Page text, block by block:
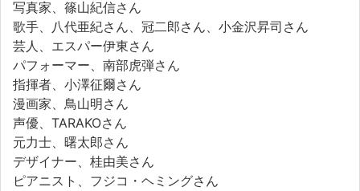
写真家、篠山紀信さん
歌手、八代亜紀さん、冠二郎さん、小金沢昇司さん
芸人、エスパー伊東さん
パフォーマー、南部虎弾さん
指揮者、小澤征爾さん
漫画家、鳥山明さん
声優、TARAKOさん
元力士、曙太郎さん
デザイナー、桂由美さん
ピアニスト、フジコ・ヘミングさん